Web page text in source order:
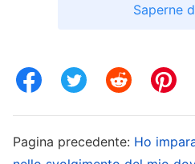
pigre, non è altro che
alcuna utilità. Sono
dovrebbero fare, ma non
sono consapevoli che
problema, non ricercano
Saperne
Pagina precedente: Ho